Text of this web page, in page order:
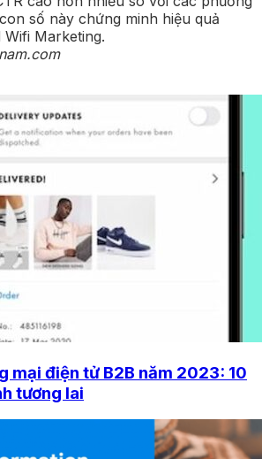
số này chứng minh hiệu quả
Marketing.
mại điện tử B2B năm 2023: 10
tương lai